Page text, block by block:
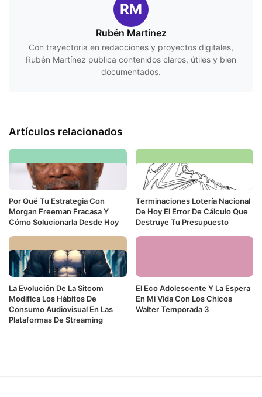
RM
Rubén Martínez
Con trayectoria en redacciones y proyectos digitales,
Rubén Martínez publica contenidos claros, útiles y bien
documentados.
Artículos relacionados
Por Qué Tu Estrategia Con
Morgan Freeman Fracasa Y
Cómo Solucionarla Desde Hoy
Terminaciones Lotería Nacional
De Hoy El Error De Cálculo Que
Destruye Tu Presupuesto
La Evolución De La Sitcom
Modifica Los Hábitos De
Consumo Audiovisual En Las
Plataformas De Streaming
El Eco Adolescente Y La Espera
En Mi Vida Con Los Chicos
Walter Temporada 3